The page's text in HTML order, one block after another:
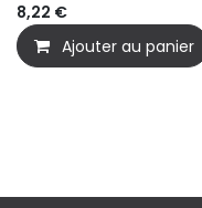
8,22 €
Ajouter au panier